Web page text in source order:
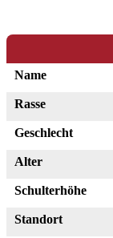
Name
Rasse
Geschlecht
Alter
Schulterhöhe
Standort